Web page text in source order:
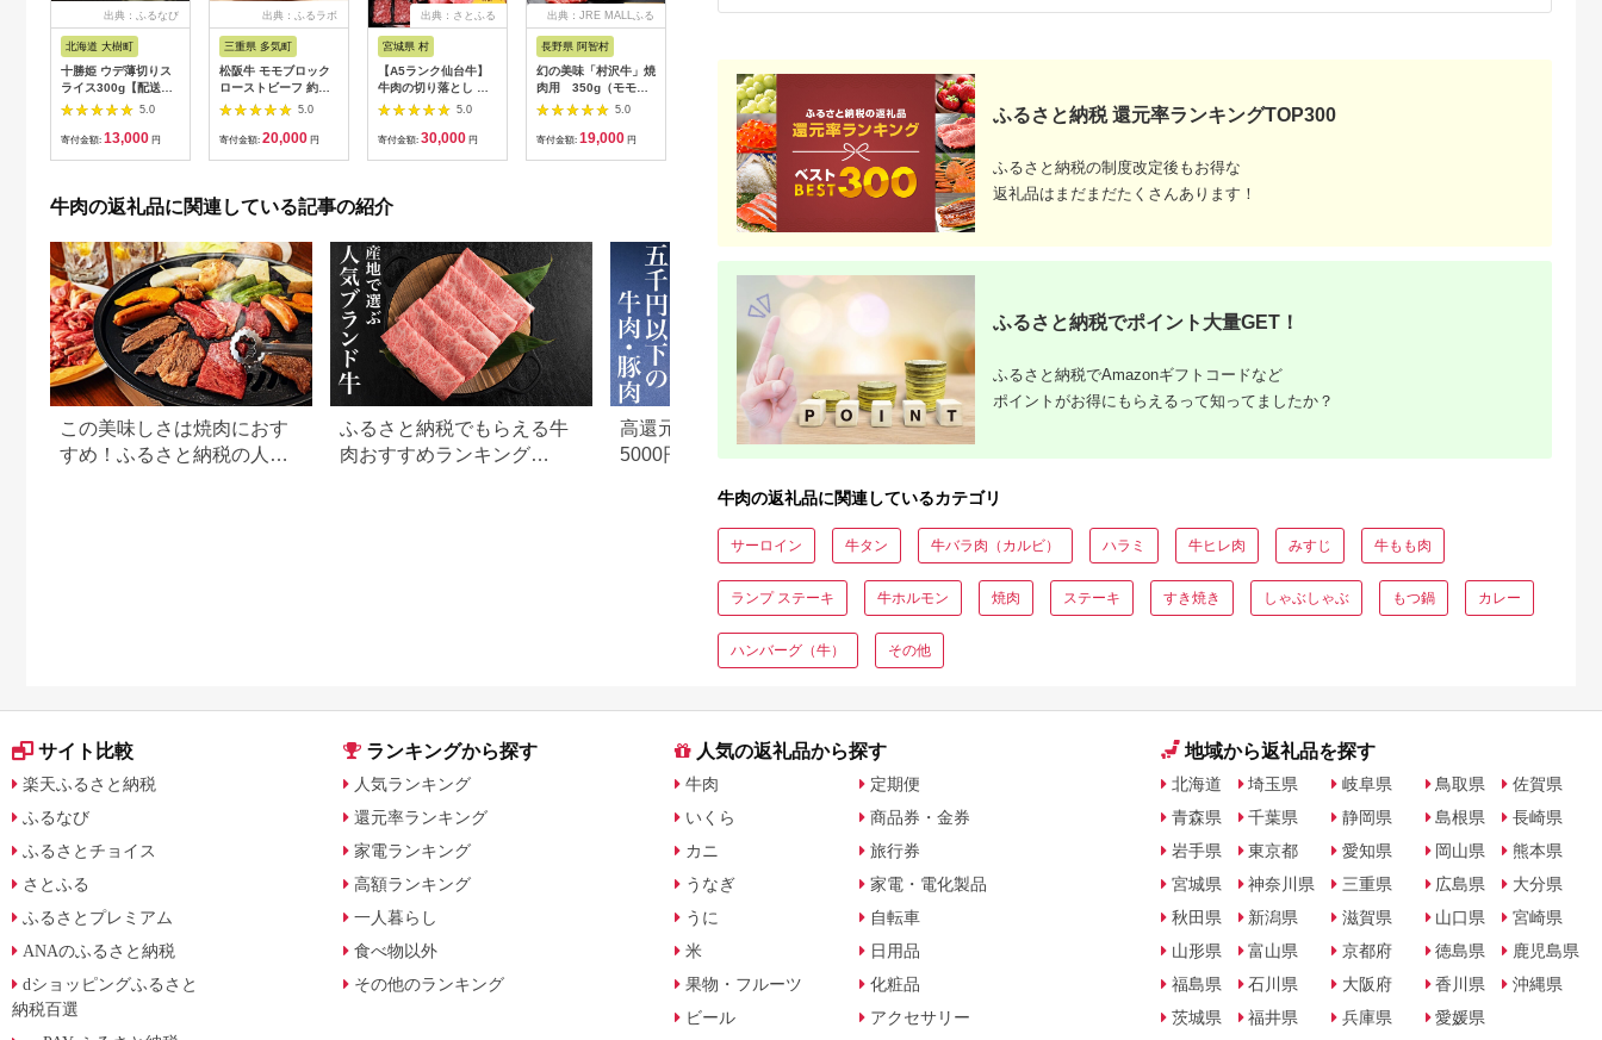
出典：ふるなび
北海道 大樹町
十勝姫 ウデ薄切りス
ライス300g【配送不
可地域：離島】
【1397674】
5.0
寄付金額: 13,000 円
出典：ふるラボ
三重県 多気町
松阪牛 モモブロック
ローストビーフ 約
500g 国産牛 和牛 ブ
ランド牛 JGAP家
畜・畜産物 農場
日本三大和牛 松阪 松
坂牛 松坂 モモ ビーフ
り 三重県 多気町 SS-
32
5.0
寄付金額: 20,000 円
出典：さとふる
宮城県 村
【A5ランク仙台牛】
牛肉の切り落とし 合
計1.8kg(300g×6) 小
分けで使い勝手も◎
5.0
寄付金額: 30,000 円
出典：JRE MALLふる
長野県 阿智村
幻の美味「村沢牛」焼
肉用 350g（モモ・
バラ・ロース）｜ 牛
肉 お肉 肉 和牛 焼肉
焼き肉 やきにく 京都
5.0
寄付金額: 19,000 円
出典：ふるラボ
（冷蔵）発送！】「飛
騨牛」A5等級サーロ
インステーキ 200g×2
枚 鉄板焼き 網焼き 焼
肉 バーベキュー BBQ
F4N-1239
5.0
寄付金額:24,000 円
出典：ふるさとプレミ
モモ焼肉用・スライス
5.0
寄付金額: 32,000円
出典：ふるなび
5.0
出典：ふるなび
パック) トヨぽん付
【配送不可地域：離
5.0
出典：auPAYふるさと納
ブリアン(ヘレ)ステー
出典：JRE MALLふ
牛肉の返礼品に関連している記事の紹介
この美味しさは焼肉におす
すめ！ふるさと納税の人気
ふるさと納税でもらえる牛
肉おすすめランキング
高還元率！ふるさと納税
5000円以下でおすすめ牛肉
【2026年版】楽天ふるさと
納税 還元率ランキング｜高
に比較
ふるさと納税 還元率ランキングTOP300
ふるさと納税の制度改定後もお得な
返礼品はまだまだたくさんあります！
ふるさと納税でポイント大量GET！
ふるさと納税でAmazonギフトコードなど
ポイントがお得にもらえるって知ってましたか？
牛肉の返礼品に関連しているカテゴリ
サーロイン 牛タン 牛バラ肉（カルビ） ハラミ 牛ヒレ肉 みすじ 牛もも肉
ランプ ステーキ 牛ホルモン 焼肉 ステーキ すき焼き しゃぶしゃぶ もつ鍋 カレー
ハンバーグ（牛） その他
サイト比較
楽天ふるさと納税
ふるなび
ふるさとチョイス
さとふる
ふるさとプレミアム
ANAのふるさと納税
dショッピングふるさと
納税百選
ランキングから探す
人気ランキング
還元率ランキング
家電ランキング
高額ランキング
一人暮らし
食べ物以外
その他のランキング
人気の返礼品から探す
牛肉
いくら
カニ
うなぎ
うに
米
果物・フルーツ
ビール
定期便
商品券・金券
旅行券
家電・電化製品
自転車
日用品
化粧品
アクセサリー
地域から返礼品を探す
北海道
青森県
岩手県
宮城県
秋田県
山形県
福島県
茨城県
埼玉県
千葉県
東京都
神奈川県
新潟県
富山県
石川県
福井県
岐阜県
静岡県
愛知県
三重県
滋賀県
京都府
大阪府
兵庫県
鳥取県
島根県
岡山県
広島県
山口県
徳島県
香川県
愛媛県
佐賀県
長崎県
熊本県
大分県
宮崎県
鹿児島県
沖縄県